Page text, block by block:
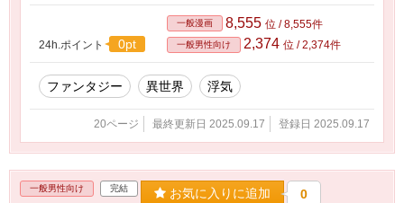
24h.ポイント 0pt
一般漫画 8,555 位 / 8,555件
一般男性向け 2,374 位 / 2,374件
ファンタジー 異世界 浮気
20ページ 最終更新日 2025.09.17 登録日 2025.09.17
一般男性向け 完結 お気に入りに追加 0